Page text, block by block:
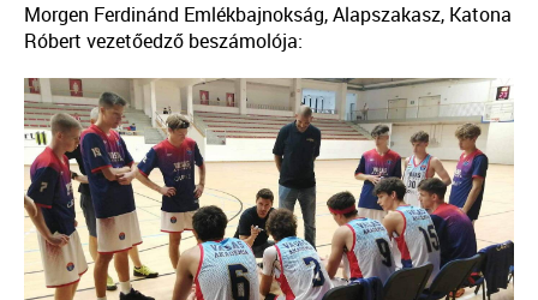
Morgen Ferdinánd Emlékbajnokság, Alapszakasz, Katona
Róbert vezetőedző beszámolója: